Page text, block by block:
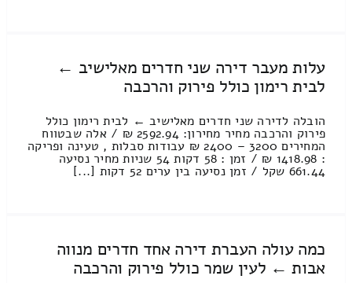
עלות מעבר דירה שני חדרים מאלישיב ←
לבית רימון כולל פירוק והרכבה
הובלה לדירה שני חדרים מאלישיב ← לבית רימון כולל
פירוק והרכבה מחיר מחירון: 2592.94 ₪ / אלה שבטווח
המחירים 3200 – 2400 ₪ עבודות סבלות , טעינה ופריקה
: 1418.98 ₪ / זמן : 58 דקות 54 שניות מחיר נסיעה
661.44 שקל / זמן נסיעה בין ערים 52 דקות [...]
כמה עולה העברת דירה אחד חדרים מנווה
אבות ← לעין שמר כולל פירוק והרכבה